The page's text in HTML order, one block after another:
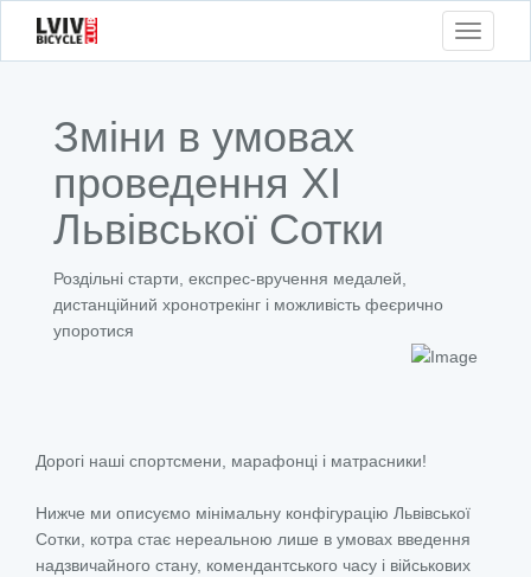
Toggle
Зміни в умовах
проведення ХІ
Львівської Сотки
Роздільні старти, експрес-вручення медалей,
дистанційний хронотрекінг і можливість феєрично
упоротися
Дорогі наші спортсмени, марафонці і матрасники!
Нижче ми описуємо мінімальну конфігурацію Львівської
Сотки, котра стає нереальною лише в умовах введення
надзвичайного стану, комендантського часу і військових